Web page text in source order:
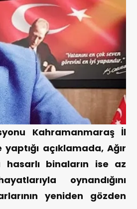
Kahramanmaraş İl
açıklamada, Ağır
binaların ise az
oynandığını
yeniden gözden